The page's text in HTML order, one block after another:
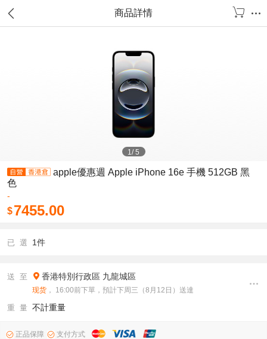
商品詳情
1/5
apple優惠週 Apple iPhone 16e 手機 512GB 黑
色
-
$7455.00
已 選 1件
送 至 香港特別行政區 九龍城區
现货 ， 16:00前下單，預計下周三（8月12日）送達
重 量 不計重量
正品保障 支付方式